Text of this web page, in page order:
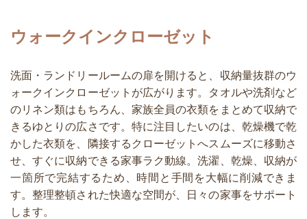
ウォークインクローゼット
洗面・ランドリールームの扉を開けると、収納量抜群のウ
ォークインクローゼットが広がります。タオルや洗剤など
のリネン類はもちろん、家族全員の衣類をまとめて収納で
きるゆとりの広さです。特に注目したいのは、乾燥機で乾
かした衣類を、隣接するクローゼットへスムーズに移動さ
せ、すぐに収納できる家事ラク動線。洗濯、乾燥、収納が
一箇所で完結するため、時間と手間を大幅に削減できま
す。整理整頓された快適な空間が、日々の家事をサポート
します。